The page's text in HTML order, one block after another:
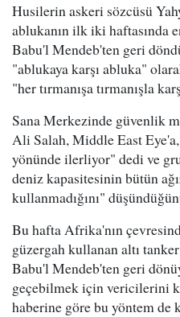
Husilerin askeri sözcüsü
ablukanın ilk iki haftasında
Babu'l Mendeb'ten geri
"ablukaya karşı abluka"
"her tırmanışa tırmanışla
Sana Merkezinde güvenlik
Ali Salah, Middle East
yönünde ilerliyor" dedi ve
deniz kapasitesinin bütün
kullanmadığını"
Bu hafta Afrika'nın
güzergah kullanan altı
Babu'l Mendeb'ten geri
geçebilmek için vericilerini
haberine göre bu yöntem de